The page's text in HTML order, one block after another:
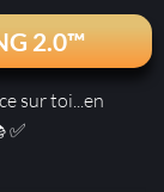
2.0™
sur toi...en
✅